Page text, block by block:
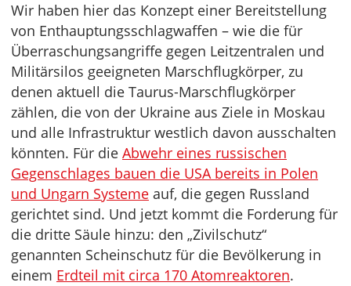
Wir haben hier das Konzept einer Bereitstellung
von Enthauptungsschlagwaffen – wie die für
Überraschungsangriffe gegen Leitzentralen und
Militärsilos geeigneten Marschflugkörper, zu
denen aktuell die Taurus-Marschflugkörper
zählen, die von der Ukraine aus Ziele in Moskau
und alle Infrastruktur westlich davon ausschalten
könnten. Für die Abwehr eines russischen
Gegenschlages bauen die USA bereits in Polen
und Ungarn Systeme auf, die gegen Russland
gerichtet sind. Und jetzt kommt die Forderung für
die dritte Säule hinzu: den „Zivilschutz“
genannten Scheinschutz für die Bevölkerung in
einem Erdteil mit circa 170 Atomreaktoren.